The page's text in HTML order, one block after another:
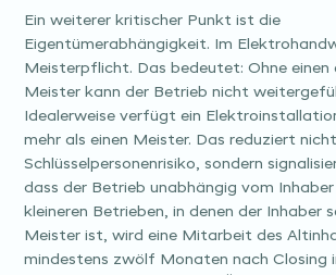
Ein weiterer kritischer Punkt ist die
Eigentümerabhängigkeit. Im
Meisterpflicht. Das bedeutet: Ohne einen
Meister kann der Betrieb nicht
Idealerweise verfügt ein
mehr als einen Meister. Das reduziert
Schlüsselpersonenrisiko, sondern
dass der Betrieb unabhängig vom
kleineren Betrieben, in denen der Inhaber
Meister ist, wird eine Mitarbeit des
mindestens zwölf Monaten nach Closing